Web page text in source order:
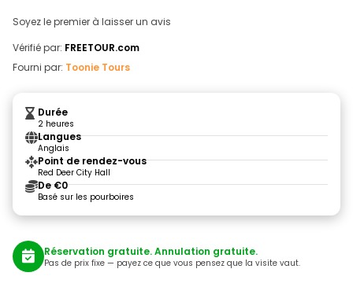
Soyez le premier à laisser un avis
Vérifié par: FREETOUR.com
Fourni par: Toonie Tours
Durée
2 heures
Langues
Anglais
Point de rendez-vous
Red Deer City Hall
De €0
Basé sur les pourboires
Réservation gratuite. Annulation gratuite.
Pas de prix fixe — payez ce que vous pensez que la visite vaut.